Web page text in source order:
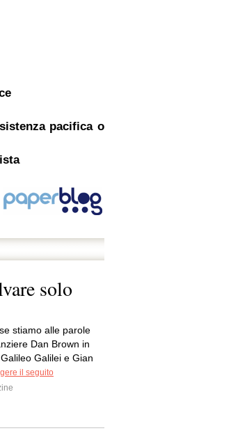
pacifica o
solo
stiamo alle parole
Dan Brown in
Galilei e Gian
il seguito